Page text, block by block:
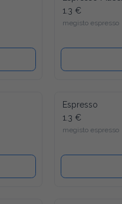
1.3 €
megisto espresso
Espresso
1.3 €
megisto espresso